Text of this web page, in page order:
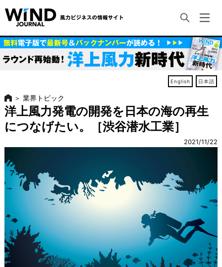
English 日本語
＞ 業界トピック
洋上風力発電の開発を日本の海の再生
につなげたい。［渋谷潜水工業］
2021/11/22